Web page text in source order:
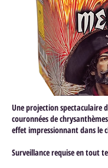
Une projection spectaculaire
couronnées de
effet impressionnant dans le
Surveillance requise en tout